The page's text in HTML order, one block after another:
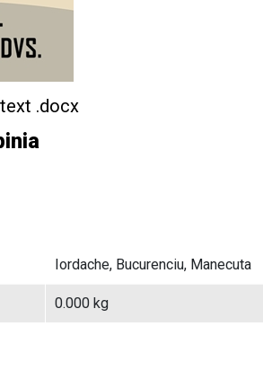
.docx
Iordache, Bucurenciu, Manecuta
0.000 kg